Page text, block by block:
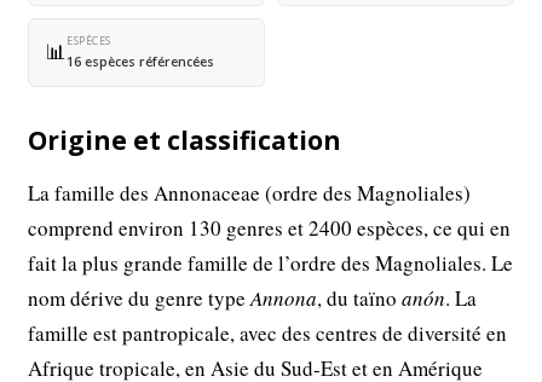
📊ESPÈCES
16 espèces référencées
Origine et classification
La famille des Annonaceae (ordre des Magnoliales)
comprend environ 130 genres et 2400 espèces, ce qui en
fait la plus grande famille de l’ordre des Magnoliales. Le
nom dérive du genre typeAnnona, du taïnoanón. La
famille est pantropicale, avec des centres de diversité en
Afrique tropicale, en Asie du Sud-Est et en Amérique